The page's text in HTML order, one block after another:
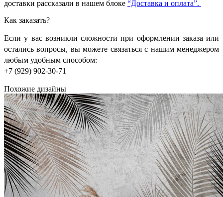
доставки рассказали в нашем блоке “Доставка и оплата”.
Как заказать?
Если у вас возникли сложности при оформлении заказа или
остались вопросы, вы можете связаться с нашим менеджером
любым удобным способом:
+7 (929) 902-30-71
Похожие дизайны